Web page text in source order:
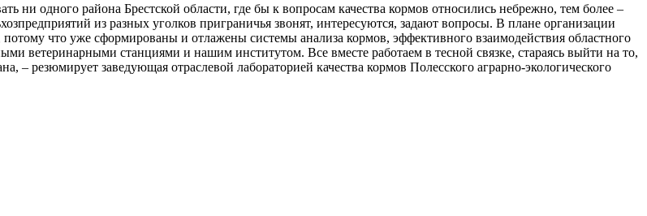
ни одного района Брестской области, где бы к вопросам качества кормов относились небрежно, тем более –
из разных уголков приграничья звонят, интересуются, задают вопросы. В плане организации
что уже сформированы и отлажены системы анализа кормов, эффективного взаимодействия областного
ветеринарными станциями и нашим институтом. Все вместе работаем в тесной связке, стараясь выйти на то,
– резюмирует заведующая отраслевой лабораторией качества кормов Полесского аграрно-экологического